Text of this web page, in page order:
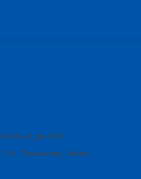
08.00 s/d jam 21.00
123 - Tanah Abang, Jakarta